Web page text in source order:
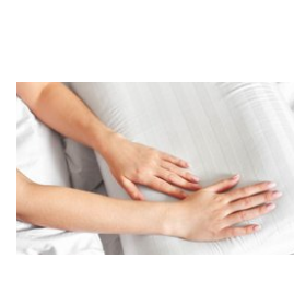
Полезно знать | 16.02.2024
Как на самом деле правильно
выбрать ортопедическую
подушку